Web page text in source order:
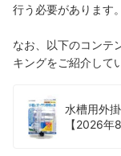
行う必要があります。
なお、以下のコンテ
キングをご紹介して
水槽用外
【2026年8